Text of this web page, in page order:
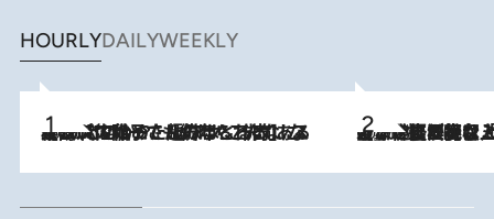
HOURLYDAILYWEEKLY
2026.8.5
【阿川佐和子さんの年とる力】なぜ70代で始めた趣味は“こんなに楽しい”のか？ ピアノ、俳句…スランプに陥っても続けられる“ある秘訣”とは 2026.8.5
【なぜ吉沢亮は「気配を消せる」のか？】興行収入208億の『国宝』を経て挑むミュージカル『ディア・エヴァン・ハンセン』。トップ俳優が舞台上でさらけ出した“孤独”とは